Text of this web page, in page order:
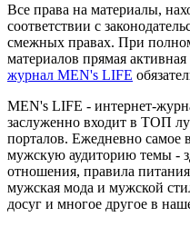
Все права на материалы,
соответствии с
смежных правах. При
материалов прямая
журнал MEN's LIFE
MEN's LIFE - интернет-
заслуженно входит в ТОП
порталов. Ежедневно
мужскую аудиторию темы -
отношения, правила
мужская мода и мужской
досуг и многое другое в